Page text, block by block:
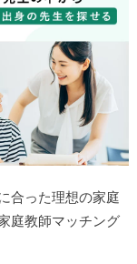
合った理想の家庭
庭教師マッチング